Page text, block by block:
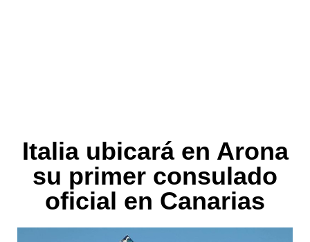
Italia ubicará en Arona
su primer consulado
oficial en Canarias